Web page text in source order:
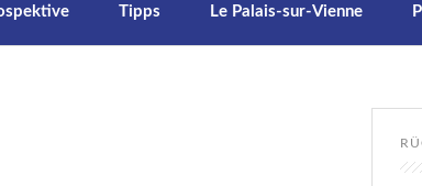
Tipps Le Palais-sur-Vienne